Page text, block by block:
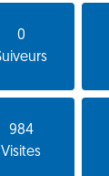
0
984
Visites